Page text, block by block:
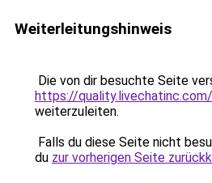
Weiterleitungshinweis
Die von dir besuchte Seite
https://
weiterzuleiten.
Falls du diese Seite nicht
du zur vorherigen Seite